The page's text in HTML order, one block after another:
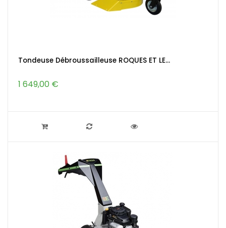
Tondeuse Débroussailleuse ROQUES ET LE...
1 649,00 €